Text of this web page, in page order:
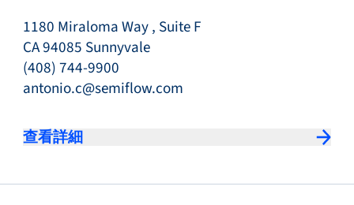
1180 Miraloma Way , Suite F
CA 94085 Sunnyvale
(408) 744-9900
antonio.c@semiflow.com
查看詳細